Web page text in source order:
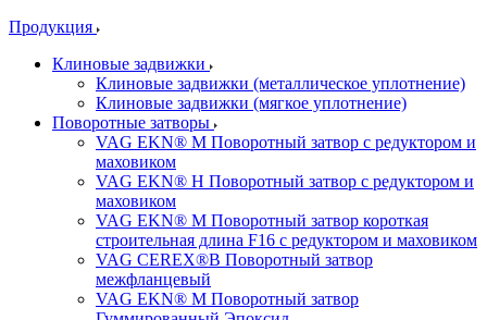
Продукция
Клиновые задвижки
Клиновые задвижки (металлическое уплотнение)
Клиновые задвижки (мягкое уплотнение)
Поворотные затворы
VAG EKN® M Поворотный затвор с редуктором и
маховиком
VAG EKN® H Поворотный затвор с редуктором и
маховиком
VAG EKN® M Поворотный затвор короткая
строительная длина F16 с редуктором и маховиком
VAG CEREX®B Поворотный затвор
межфланцевый
VAG EKN® M Поворотный затвор